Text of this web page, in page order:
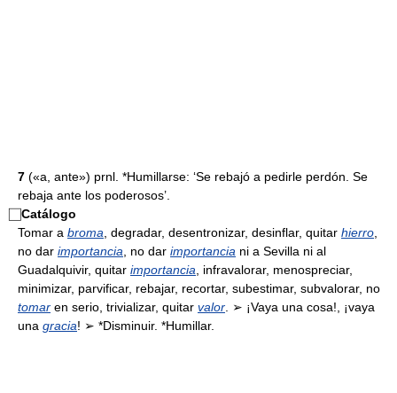
7 («a, ante») prnl. *Humillarse: ‘Se rebajó a pedirle perdón. Se
rebaja ante los poderosos’.
⃞Catálogo
Tomar a broma , degradar, desentronizar, desinflar, quitar hierro
no dar importancia , no dar importancia ni a Sevilla ni al
Guadalquivir, quitar importancia , infravalorar, menospreciar,
minimizar, parvificar, rebajar, recortar, subestimar, subvalorar, no
tomar en serio, trivializar, quitar valor . ➢ ¡Vaya una cosa!, ¡vaya
una gracia! ➢ *Disminuir. *Humillar.